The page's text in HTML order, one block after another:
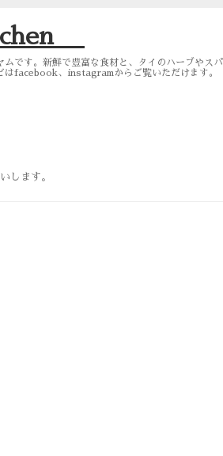
です。新鮮で豊富な食材と、タイのハーブやス
はfacebook、instagramからご覧いただけます。
します。